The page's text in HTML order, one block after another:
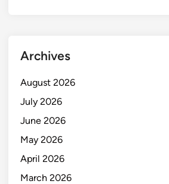
Archives
August 2026
July 2026
June 2026
May 2026
April 2026
March 2026